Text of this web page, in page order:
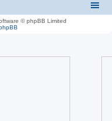
© phpBB Limited